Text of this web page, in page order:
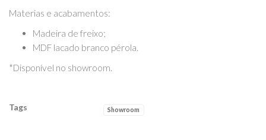
Materias e acabamentos:
Madeira de freixo;
MDF lacado branco pérola.
*Disponível no showroom.
Tags Showroom